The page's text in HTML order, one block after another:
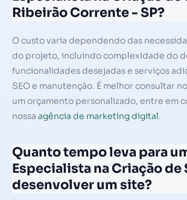
Ribeirão Corrente - SP?
O custo varia dependendo das
do projeto, incluindo complexidade do
funcionalidades desejadas e serviços
SEO e manutenção. É melhor consultar
um orçamento personalizado, entre em
nossa agência de marketing digital.
Quanto tempo leva para
Especialista na Criação de
desenvolver um site?